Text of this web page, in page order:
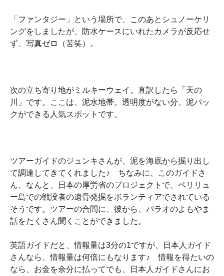
「ファンタジー」という場所で、このあとシュノーケリ
ングをしましたが、防水ケースにいれたカメラが反応せ
ず、写真ゼロ（苦笑）。
次の立ち寄り地がミルキーウェイ。直訳したら「天の
川」です。ここは、泥水地帯。透明度がない分、泥パッ
クができる人気スポットです。
ツアーガイドのジュンキさんが、泥を海底から掘り出し
て調達してきてくれました♪ ちなみに、このガイドさ
ん、なんと、日本の厚労省のプロジェクトで、ペリリュ
ー島での戦没者の遺骨発掘をボランティアでされている
そうです。ツアーの合間に、彼から、パラオのよもやま
話をたくさん聞くことができました。
英語ガイドだと、情報量は3分の1ですが、日本人ガイド
さんなら、情報量は何倍にもなります♪ 情報を得たいの
なら、お金を余分に払ってでも、日本人ガイドさんにお